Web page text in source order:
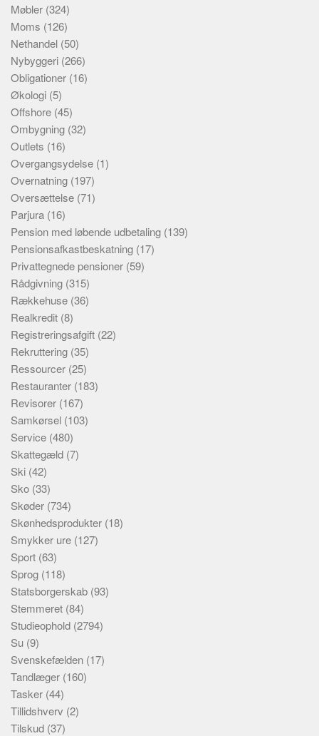
Møbler (324)
Moms (126)
Nethandel (50)
Nybyggeri (266)
Obligationer (16)
Økologi (5)
Offshore (45)
Ombygning (32)
Outlets (16)
Overgangsydelse (1)
Overnatning (197)
Oversættelse (71)
Parjura (16)
Pension med løbende udbetaling (139)
Pensionsafkastbeskatning (17)
Privattegnede pensioner (59)
Rådgivning (315)
Rækkehuse (36)
Realkredit (8)
Registreringsafgift (22)
Rekruttering (35)
Ressourcer (25)
Restauranter (183)
Revisorer (167)
Samkørsel (103)
Service (480)
Skattegæld (7)
Ski (42)
Sko (33)
Skøder (734)
Skønhedsprodukter (18)
Smykker ure (127)
Sport (63)
Sprog (118)
Statsborgerskab (93)
Stemmeret (84)
Studieophold (2794)
Su (9)
Svenskefælden (17)
Tandlæger (160)
Tasker (44)
Tillidshverv (2)
Tilskud (37)